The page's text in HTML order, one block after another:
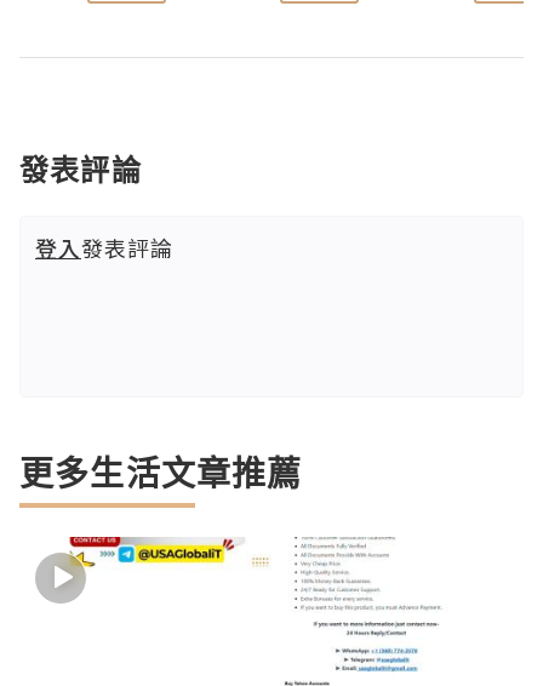
發表評論
登入發表評論
更多生活文章推薦